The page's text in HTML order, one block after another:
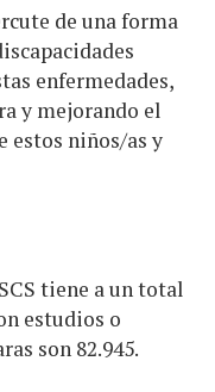
de una forma
enfermedades,
y mejorando el
estos niños/as y
tiene a un total
estudios o
son 82.945.